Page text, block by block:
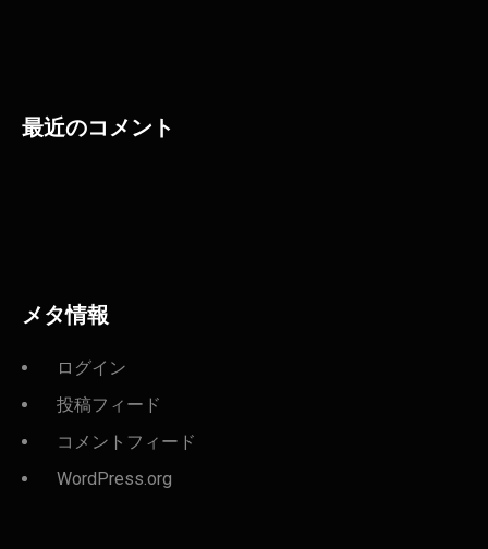
最近のコメント
メタ情報
ログイン
投稿フィード
コメントフィード
WordPress.org